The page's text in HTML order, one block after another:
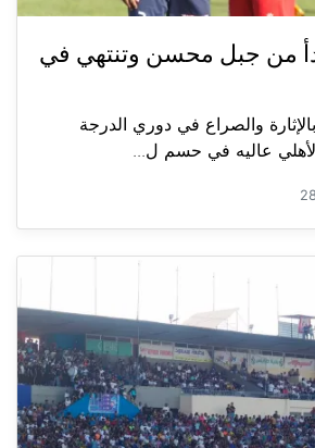
من جبل محسن وتنتهي في
والصراع في دوري الدرجة
الأهلي عاليه في حسم ل...